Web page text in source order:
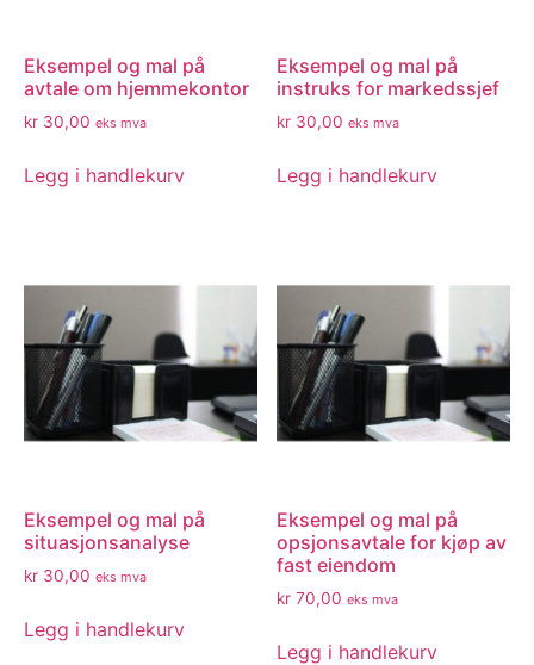
Eksempel og mal på
avtale om hjemmekontor
kr 30,00 eks mva
Legg i handlekurv
Eksempel og mal på
instruks for markedssjef
kr 30,00 eks mva
Legg i handlekurv
Eksempel og mal på
situasjonsanalyse
kr 30,00 eks mva
Legg i handlekurv
Eksempel og mal på
opsjonsavtale for kjøp av
fast eiendom
kr 70,00 eks mva
Legg i handlekurv